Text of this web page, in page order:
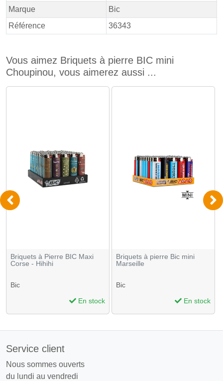
Marque
Bic
Référence
36343
Vous aimez Briquets à pierre BIC mini
Choupinou, vous aimerez aussi ...
Briquets à Pierre BIC Maxi
Corse - Hihihi
Bic
En stock
Briquets à pierre Bic mini
Marseille
Bic
En stock
Service client
Nous sommes ouverts
du lundi au vendredi